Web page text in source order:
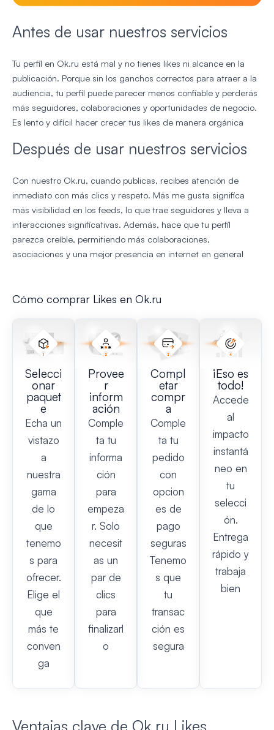
Antes de usar nuestros servicios
Tu perfil en Ok.ru está mal y no tienes likes ni alcance en la
publicación. Porque sin los ganchos correctos para atraer a la
audiencia, tu perfil puede parecer menos confiable y perderás
más seguidores, colaboraciones y oportunidades de negocio.
Es lento y difícil hacer crecer tus likes de manera orgánica
Después de usar nuestros servicios
Con nuestro Ok.ru, cuando publicas, recibes atención de
inmediato con más clics y respeto. Más me gusta significa
más visibilidad en los feeds, lo que trae seguidores y lleva a
interacciones significativas. Además, hace que tu perfil
parezca creíble, permitiendo más colaboraciones,
asociaciones y una mejor presencia en internet en general
Cómo comprar Likes en Ok.ru
Selecci
onar
paquet
e
Echa un
vistazo
a
nuestra
gama
de lo
que
tenemo
s para
ofrecer.
Elige el
que
más te
conven
ga
Provee
r
inform
ación
Comple
ta tu
informa
ción
para
empeza
r. Solo
necesit
as un
par de
clics
para
finalizarl
o
Compl
etar
compr
a
Comple
ta tu
pedido
con
opcion
es de
pago
seguras
Tenemo
s que
tu
transac
ción es
segura
¡Eso es
todo!
Accede
al
impacto
instantá
neo en
tu
selecci
ón.
Entrega
rápido y
trabaja
bien